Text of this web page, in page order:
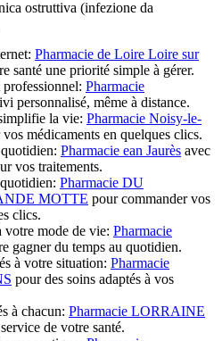
ostruttiva (infezione da
Pharmacie de Loire Loire sur
santé une priorité simple à gérer.
Pharmacie
personnalisé, même à distance.
la vie: Pharmacie Noisy-le-
médicaments en quelques clics.
Pharmacie ean Jaurès avec
vos traitements.
Pharmacie DU
MOTTE pour commander vos
clics.
votre mode de vie: Pharmacie
gagner du temps au quotidien.
à votre situation: Pharmacie
pour des soins adaptés à vos
à chacun: Pharmacie LORRAINE
de votre santé.